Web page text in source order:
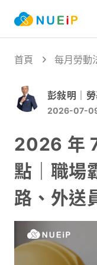
首頁 每月勞動
彭敍明｜
2026-07-
2026 年
點｜職場
路、外送